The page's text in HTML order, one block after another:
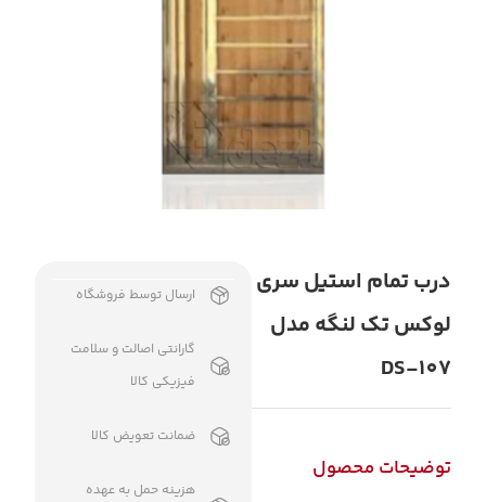
درب تمام استیل سری
لوکس تک لنگه مدل
DS-107
توضیحات محصول
ارسال توسط فروشگاه
گارانتی اصالت و سلامت
فیزیکی کالا
ضمانت تعویض کالا
هزینه حمل به عهده